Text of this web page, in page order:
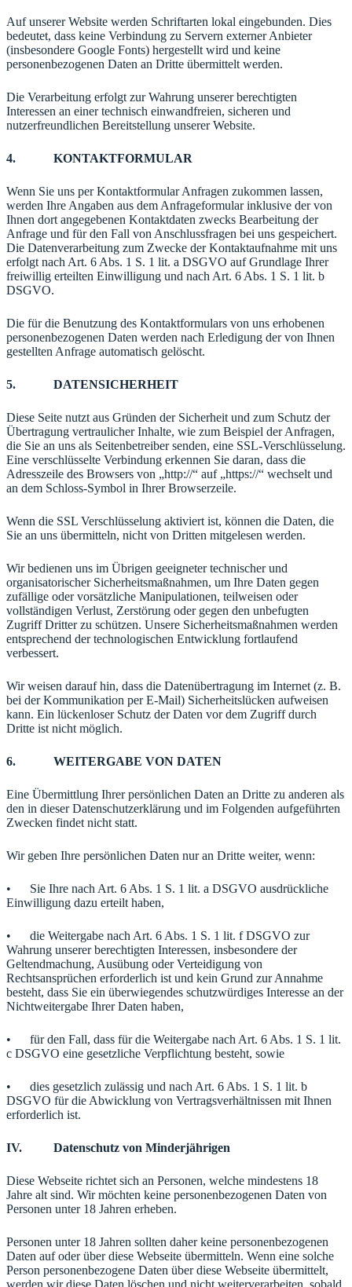
Auf unserer Website werden Schriftarten lokal eingebunden. Dies
bedeutet, dass keine Verbindung zu Servern externer Anbieter
(insbesondere Google Fonts) hergestellt wird und keine
personenbezogenen Daten an Dritte übermittelt werden.
Die Verarbeitung erfolgt zur Wahrung unserer berechtigten
Interessen an einer technisch einwandfreien, sicheren und
nutzerfreundlichen Bereitstellung unserer Website.
4. KONTAKTFORMULAR
Wenn Sie uns per Kontaktformular Anfragen zukommen lassen,
werden Ihre Angaben aus dem Anfrageformular inklusive der von
Ihnen dort angegebenen Kontaktdaten zwecks Bearbeitung der
Anfrage und für den Fall von Anschlussfragen bei uns gespeichert.
Die Datenverarbeitung zum Zwecke der Kontaktaufnahme mit uns
erfolgt nach Art. 6 Abs. 1 S. 1 lit. a DSGVO auf Grundlage Ihrer
freiwillig erteilten Einwilligung und nach Art. 6 Abs. 1 S. 1 lit. b
DSGVO.
Die für die Benutzung des Kontaktformulars von uns erhobenen
personenbezogenen Daten werden nach Erledigung der von Ihnen
gestellten Anfrage automatisch gelöscht.
5. DATENSICHERHEIT
Diese Seite nutzt aus Gründen der Sicherheit und zum Schutz der
Übertragung vertraulicher Inhalte, wie zum Beispiel der Anfragen,
die Sie an uns als Seitenbetreiber senden, eine SSL-Verschlüsselung.
Eine verschlüsselte Verbindung erkennen Sie daran, dass die
Adresszeile des Browsers von „http://“ auf „https://“ wechselt und
an dem Schloss-Symbol in Ihrer Browserzeile.
Wenn die SSL Verschlüsselung aktiviert ist, können die Daten, die
Sie an uns übermitteln, nicht von Dritten mitgelesen werden.
Wir bedienen uns im Übrigen geeigneter technischer und
organisatorischer Sicherheitsmaßnahmen, um Ihre Daten gegen
zufällige oder vorsätzliche Manipulationen, teilweisen oder
vollständigen Verlust, Zerstörung oder gegen den unbefugten
Zugriff Dritter zu schützen. Unsere Sicherheitsmaßnahmen werden
entsprechend der technologischen Entwicklung fortlaufend
verbessert.
Wir weisen darauf hin, dass die Datenübertragung im Internet (z. B.
bei der Kommunikation per E-Mail) Sicherheitslücken aufweisen
kann. Ein lückenloser Schutz der Daten vor dem Zugriff durch
Dritte ist nicht möglich.
6. WEITERGABE VON DATEN
Eine Übermittlung Ihrer persönlichen Daten an Dritte zu anderen als
den in dieser Datenschutzerklärung und im Folgenden aufgeführten
Zwecken findet nicht statt.
Wir geben Ihre persönlichen Daten nur an Dritte weiter, wenn:
• Sie Ihre nach Art. 6 Abs. 1 S. 1 lit. a DSGVO ausdrückliche
Einwilligung dazu erteilt haben,
• die Weitergabe nach Art. 6 Abs. 1 S. 1 lit. f DSGVO zur
Wahrung unserer berechtigten Interessen, insbesondere der
Geltendmachung, Ausübung oder Verteidigung von
Rechtsansprüchen erforderlich ist und kein Grund zur Annahme
besteht, dass Sie ein überwiegendes schutzwürdiges Interesse an der
Nichtweitergabe Ihrer Daten haben,
• für den Fall, dass für die Weitergabe nach Art. 6 Abs. 1 S. 1 lit.
c DSGVO eine gesetzliche Verpflichtung besteht, sowie
• dies gesetzlich zulässig und nach Art. 6 Abs. 1 S. 1 lit. b
DSGVO für die Abwicklung von Vertragsverhältnissen mit Ihnen
erforderlich ist.
IV. Datenschutz von Minderjährigen
Diese Webseite richtet sich an Personen, welche mindestens 18
Jahre alt sind. Wir möchten keine personenbezogenen Daten von
Personen unter 18 Jahren erheben.
Personen unter 18 Jahren sollten daher keine personenbezogenen
Daten auf oder über diese Webseite übermitteln. Wenn eine solche
Person personenbezogene Daten über diese Webseite übermittelt,
werden wir diese Daten löschen und nicht weiterverarbeiten, sobald